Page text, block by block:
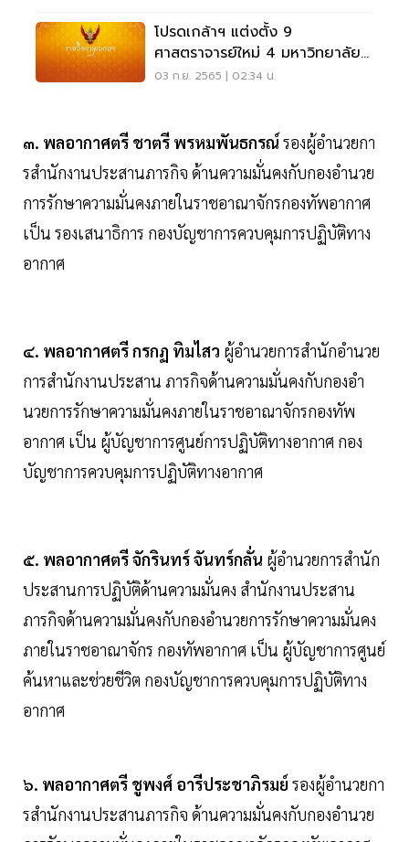
โปรดเกล้าฯ แต่งตั้ง 9
ศาสตราจารย์ใหม่ 4 มหาวิทยาลัย 1
สถาบัน
03 ก.ย. 2565 | 02:34 น.
๓. พลอากาศตรี ชาตรี พรหมพันธกรณ์ รองผู้อํานวยกา
รสํานักงานประสานภารกิจ ด้านความมั่นคงกับกองอํานวย
การรักษาความมั่นคงภายในราชอาณาจักรกองทัพอากาศ
เป็น รองเสนาธิการ กองบัญชาการควบคุมการปฏิบัติทาง
อากาศ
๔. พลอากาศตรี กรกฏ ทิมไสว ผู้อํานวยการสํานักอํานวย
การสํานักงานประสาน ภารกิจด้านความมั่นคงกับกองอํา
นวยการรักษาความมั่นคงภายในราชอาณาจักรกองทัพ
อากาศ เป็น ผู้บัญชาการศูนย์การปฏิบัติทางอากาศ กอง
บัญชาการควบคุมการปฏิบัติทางอากาศ
๕. พลอากาศตรี จักรินทร์ จันทร์กลั่น ผู้อํานวยการสํานัก
ประสานการปฏิบัติด้านความมั่นคง สํานักงานประสาน
ภารกิจด้านความมั่นคงกับกองอํานวยการรักษาความมั่นคง
ภายในราชอาณาจักร กองทัพอากาศ เป็น ผู้บัญชาการศูนย์
ค้นหาและช่วยชีวิต กองบัญชาการควบคุมการปฏิบัติทาง
อากาศ
๖. พลอากาศตรี ชูพงศ์ อารีประชาภิรมย์ รองผู้อํานวยกา
รสํานักงานประสานภารกิจ ด้านความมั่นคงกับกองอํานวย